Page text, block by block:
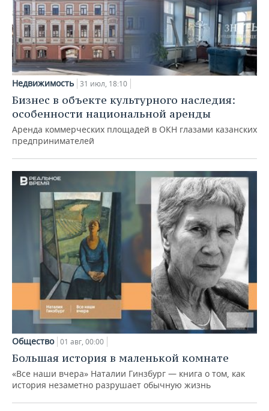
Недвижимость 31 июл, 18:10
Бизнес в объекте культурного наследия:
особенности национальной аренды
Аренда коммерческих площадей в ОКН глазами казанских
предпринимателей
Общество 01 авг, 00:00
Большая история в маленькой комнате
«Все наши вчера» Наталии Гинзбург — книга о том, как
история незаметно разрушает обычную жизнь